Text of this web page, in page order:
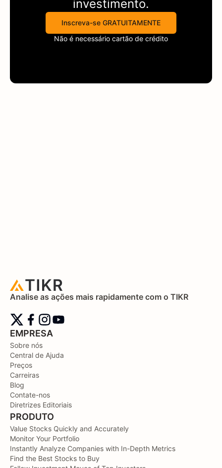
investimento.
Inscreva-se GRATUITAMENTE
Não é necessário cartão de crédito
Analise as ações mais rapidamente com o TIKR
EMPRESA
Sobre nós
Central de Ajuda
Preços
Carreiras
Blog
Contate-nos
Diretrizes Editoriais
PRODUTO
Value Stocks Quickly and Accurately
Monitor Your Portfolio
Instantly Analyze Companies with In-Depth Metrics
Find the Best Stocks to Buy